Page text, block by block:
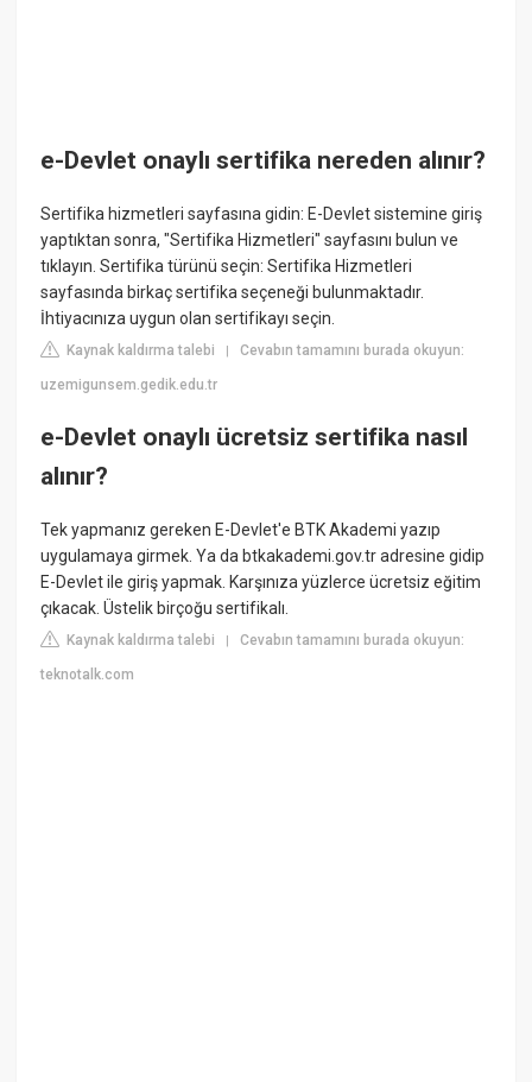
e-Devlet onaylı sertifika nereden alınır?
Sertifika hizmetleri sayfasına gidin: E-Devlet sistemine giriş
yaptıktan sonra, "Sertifika Hizmetleri" sayfasını bulun ve
tıklayın. Sertifika türünü seçin: Sertifika Hizmetleri
sayfasında birkaç sertifika seçeneği bulunmaktadır.
İhtiyacınıza uygun olan sertifikayı seçin.
Kaynak kaldırma talebi |Cevabın tamamını burada okuyun:
uzemigunsem.gedik.edu.tr
e-Devlet onaylı ücretsiz sertifika nasıl
alınır?
Tek yapmanız gereken E-Devlet'e BTK Akademi yazıp
uygulamaya girmek. Ya da btkakademi.gov.tr adresine gidip
E-Devlet ile giriş yapmak. Karşınıza yüzlerce ücretsiz eğitim
çıkacak. Üstelik birçoğu sertifikalı.
Kaynak kaldırma talebi |Cevabın tamamını burada okuyun:
teknotalk.com